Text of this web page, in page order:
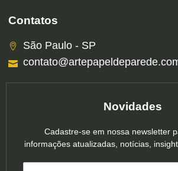
Contatos
São Paulo - SP
Novidades
Cadastre-se em nossa newsletter
informações atualizadas, notícias,